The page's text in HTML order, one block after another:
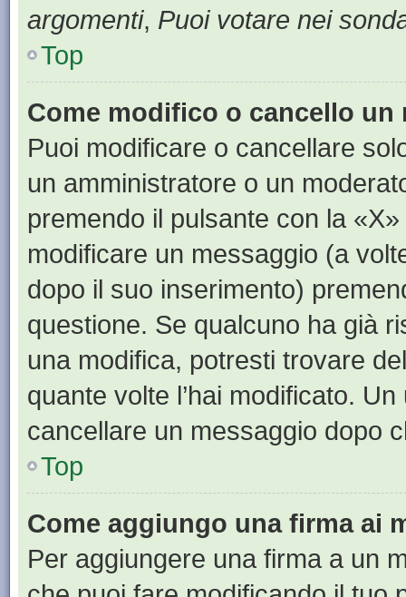
argomenti, Puoi votare nei
Top
Come modifico o cancello un
Puoi modificare o cancellare
un amministratore o un
premendo il pulsante con la
modificare un messaggio (a
dopo il suo inserimento)
questione. Se qualcuno ha già
una modifica, potresti trovare
quante volte l’hai modificato.
cancellare un messaggio dopo
Top
Come aggiungo una firma ai
Per aggiungere una firma a un